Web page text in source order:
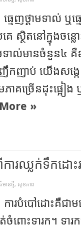
ធ្មេញថ្គាមទាល់ ឬ
េ ស្ថិតនៅក្នុងចន្
មទាល់មានចំនួន៤
ញាប់ យើងសង្កេ
ភាគច្រើនដុះផ្អៀ
»
ារឈ្លក់ទឹកដោះ
មានថ្មី, សុខភាព
ការបំបៅដោះគឺជា
ពោះទារក។ ទា